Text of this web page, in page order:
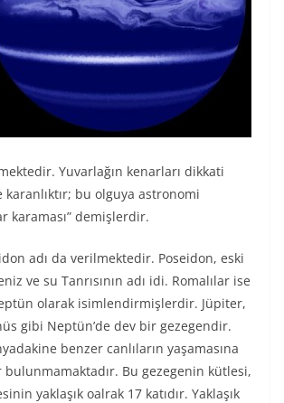
Yuvarlağın kenarları dikkati
karanlıktır; bu olguya astronomi
karaması” demişlerdir.
adı da verilmektedir. Poseidon, eski
ve su Tanrısının adı idi. Romalılar ise
olarak isimlendirmişlerdir. Jüpiter,
gibi Neptün’de dev bir gezegendir.
benzer canlıların yaşamasına
Bu gezegenin kütlesi,
yaklaşık oalrak 17 katıdır. Yaklaşık